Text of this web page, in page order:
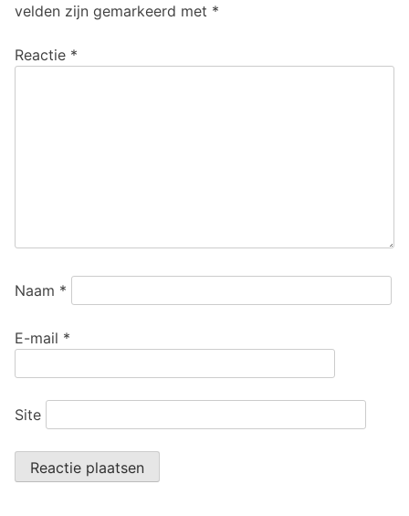
velden zijn gemarkeerd met *
Reactie *
Naam *
E-mail *
Site